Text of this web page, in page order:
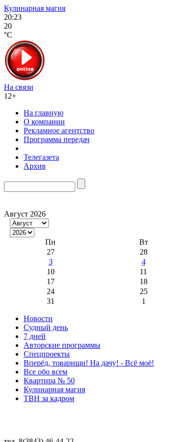
Кулинарная магия
20:23
20
°C
На связи
12+
На главную
О компании
Рекламное агентство
Программа передач
Телегазета
Архив
Август 2026
Пн Вт
27
28
3
4
10
11
17
18
24
25
31
1
Новости
Судный день
7 дней
Авторские программы
Спецпроекты
Вперёд, товарищи! На дачу! - Всё моё!
Все обо всем
Квартира № 50
Кулинарная магия
ТВН за кадром